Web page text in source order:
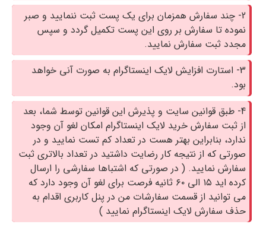
2- چند سفارش همزمان برای یک پست ثبت ننمایید و صبر
نموده تا سفارش بر روی این پست تکمیل گردد و سپس
مجدد ثبت سفارش نمایید.
3- استارت افزایش لایک اینستاگرام به صورت آنی خواهد
بود.
4- طبق قوانین سایت و پذیرش این قوانین توسط شما، بعد
از ثبت سفارش خريد لايك اينستاگرام امکان لغو آن وجود
ندارد، بنابراین بهتر هست در تعداد کم تست نمایید و در
صورتی که از نتیجه کار رضایت داشتید در تعداد بالاتری ثبت
سفارش نمایید. ( در صورتی که اشتباها سفارشی را ارسال
کرده اید ۱۵ الی ۶۰ ثانیه فرصت برای لغو آن وجود دارد که
می توانید از قسمت سفارشات من در پنل کاربری اقدام به
حذف سفارش لایک اینستاگرام نمایید )